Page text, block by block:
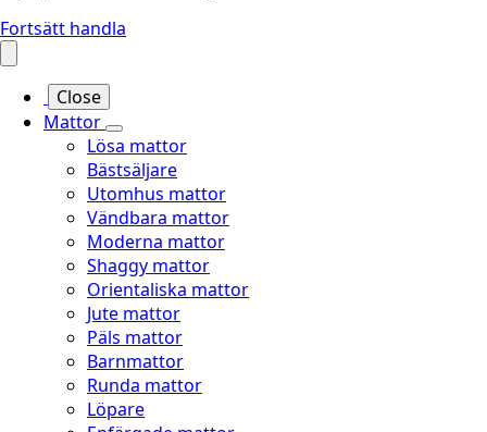
Fortsätt handla
Close
Mattor
Lösa mattor
Bästsäljare
Utomhus mattor
Vändbara mattor
Moderna mattor
Shaggy mattor
Orientaliska mattor
Jute mattor
Päls mattor
Barnmattor
Runda mattor
Löpare